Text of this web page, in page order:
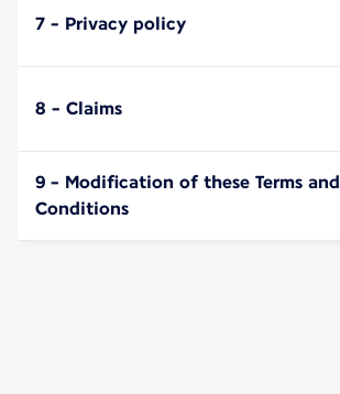
7 - Privacy policy
8 - Claims
9 - Modification of these Terms and
Conditions